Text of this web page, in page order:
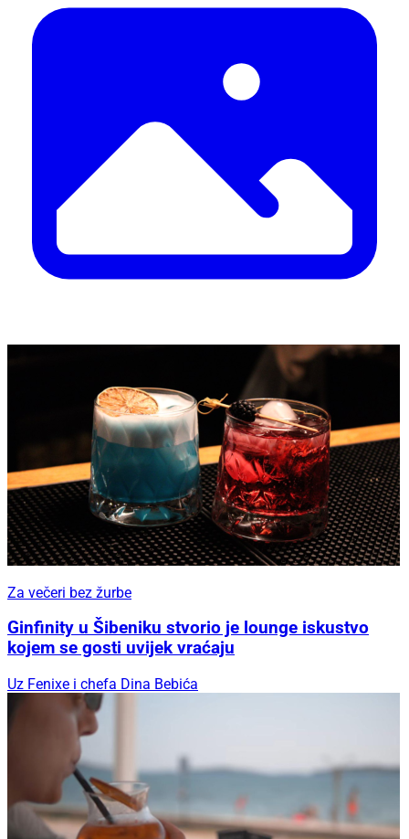
Za večeri bez žurbe
Ginfinity u Šibeniku stvorio je lounge iskustvo
kojem se gosti uvijek vraćaju
Uz Fenixe i chefa Dina Bebića